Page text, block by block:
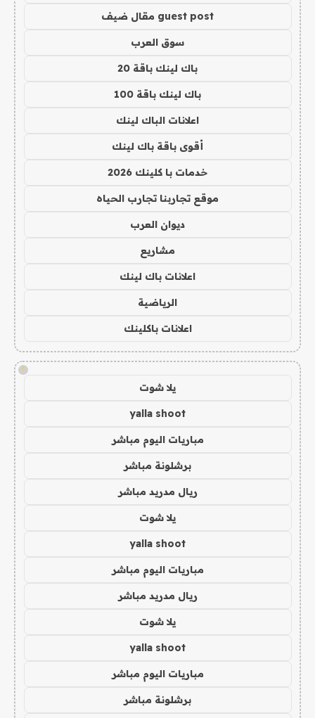
guest post مقال ضيف
سوق العرب
باك لينك باقة 20
باك لينك باقة 100
اعلانات الباك لينك
أقوى باقة باك لينك
خدمات با كلينك 2026
موقع تجاربنا تجارب الحياه
ديوان العرب
مشاريع
اعلانات باك لينك
الرياضية
اعلانات باكلينك
!
يلا شوت
yalla shoot
مباريات اليوم مباشر
برشلونة مباشر
ريال مدريد مباشر
يلا شوت
yalla shoot
مباريات اليوم مباشر
ريال مدريد مباشر
يلا شوت
yalla shoot
مباريات اليوم مباشر
برشلونة مباشر